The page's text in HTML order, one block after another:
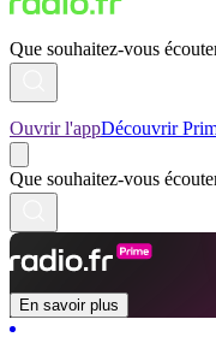
Que souhaitez-vous
Ouvrir l'appDécouvrir
Que souhaitez-vous
En savoir plus